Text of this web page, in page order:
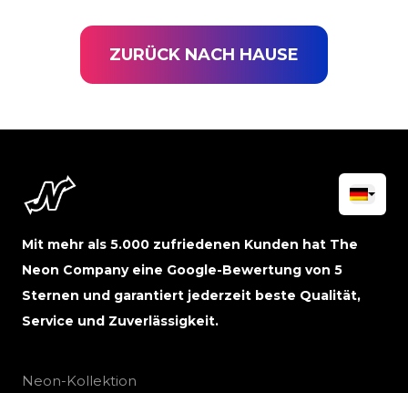
ZURÜCK NACH HAUSE
Mit mehr als 5.000 zufriedenen Kunden hat The
Neon Company eine Google-Bewertung von 5
Sternen und garantiert jederzeit beste Qualität,
Service und Zuverlässigkeit.
Neon-Kollektion